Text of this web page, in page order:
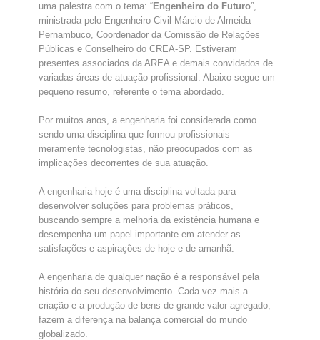
uma palestra com o tema: “Engenheiro do Futuro”,
ministrada pelo Engenheiro Civil Márcio de Almeida
Pernambuco, Coordenador da Comissão de Relações
Públicas e Conselheiro do CREA-SP. Estiveram
presentes associados da AREA e demais convidados de
variadas áreas de atuação profissional. Abaixo segue um
pequeno resumo, referente o tema abordado.
Por muitos anos, a engenharia foi considerada como
sendo uma disciplina que formou profissionais
meramente tecnologistas, não preocupados com as
implicações decorrentes de sua atuação.
A engenharia hoje é uma disciplina voltada para
desenvolver soluções para problemas práticos,
buscando sempre a melhoria da existência humana e
desempenha um papel importante em atender as
satisfações e aspirações de hoje e de amanhã.
A engenharia de qualquer nação é a responsável pela
história do seu desenvolvimento. Cada vez mais a
criação e a produção de bens de grande valor agregado,
fazem a diferença na balança comercial do mundo
globalizado.